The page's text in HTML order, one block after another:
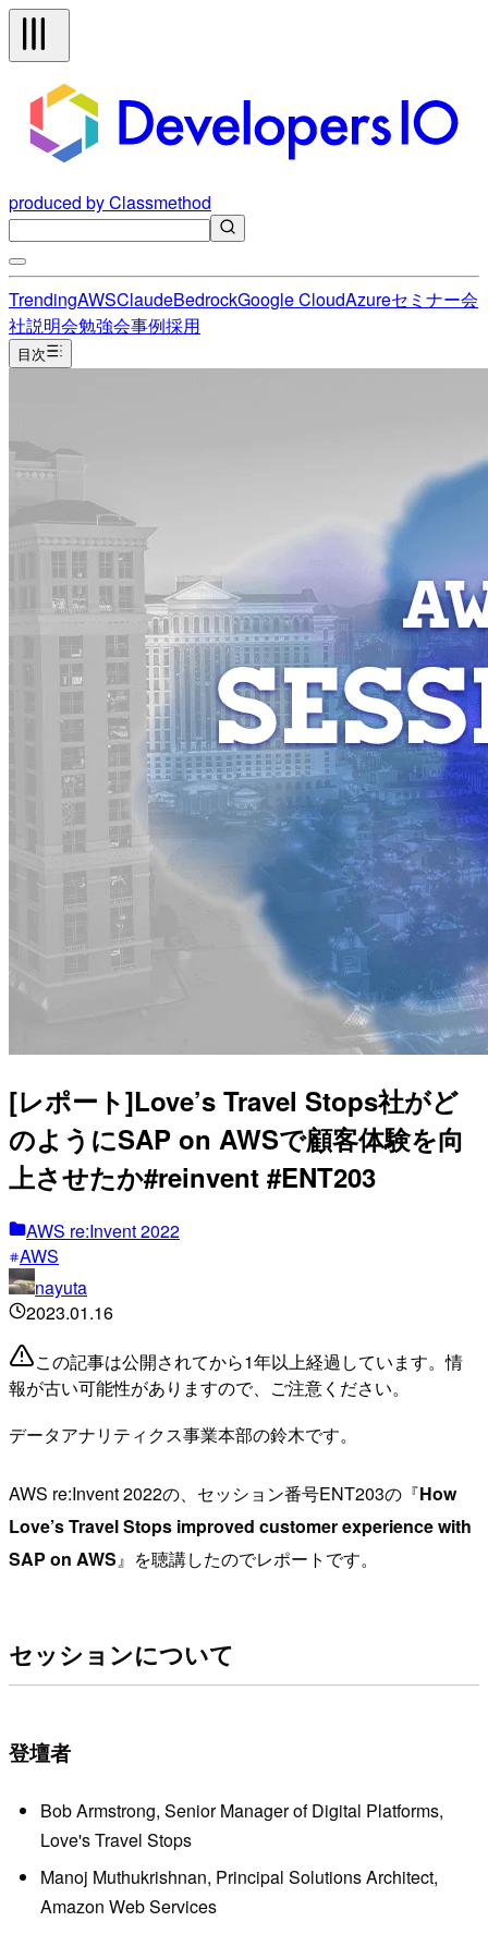
produced by Classmethod
TrendingAWSClaudeBedrockGoogle CloudAzureセミナー会
社説明会勉強会事例採用
目次
[レポート]Love’s Travel Stops社がど
のようにSAP on AWSで顧客体験を向
上させたか#reinvent #ENT203
AWS re:Invent 2022
AWS
nayuta
2023.01.16
この記事は公開されてから1年以上経過しています。情
報が古い可能性がありますので、ご注意ください。
データアナリティクス事業本部の鈴木です。
AWS re:Invent 2022の、セッション番号ENT203の『How
Love’s Travel Stops improved customer experience with
SAP on AWS 』を聴講したのでレポートです。
セッションについて
登壇者
Bob Armstrong, Senior Manager of Digital Platforms,
Love's Travel Stops
Manoj Muthukrishnan, Principal Solutions Architect,
Amazon Web Services